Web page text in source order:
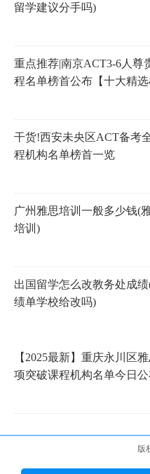
留学建议分手吗)
重点推荐|南京ACT3-6人尊
程名单榜首公布【十大精选
干货!西安未央区ACT备考
程机构名单榜首一览
广州雅思培训一般多少钱(
培训)
出国留学怎么改教务处成
绩单学校给改吗)
【2025最新】重庆永川区
项突破课程机构名单今日
版